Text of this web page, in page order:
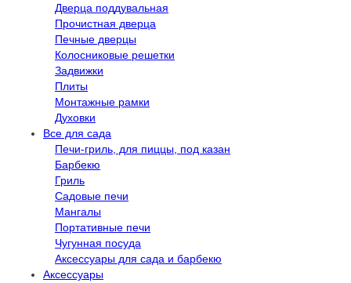
Дверца поддувальная
Прочистная дверца
Печные дверцы
Колосниковые решетки
Задвижки
Плиты
Монтажные рамки
Духовки
Все для сада
Печи-гриль, для пиццы, под казан
Барбекю
Гриль
Садовые печи
Мангалы
Портативные печи
Чугунная посуда
Аксессуары для сада и барбекю
Аксессуары